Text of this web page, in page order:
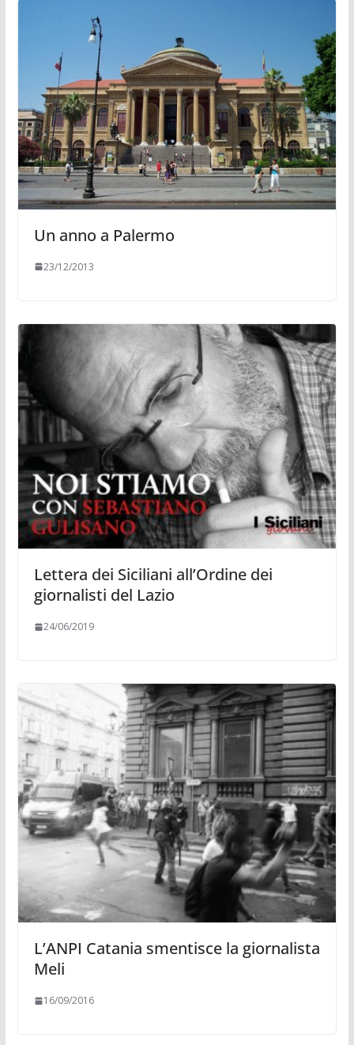
Un anno a Palermo
23/12/2013
Lettera dei Siciliani all’Ordine dei
giornalisti del Lazio
24/06/2019
L’ANPI Catania smentisce la giornalista
Meli
16/09/2016